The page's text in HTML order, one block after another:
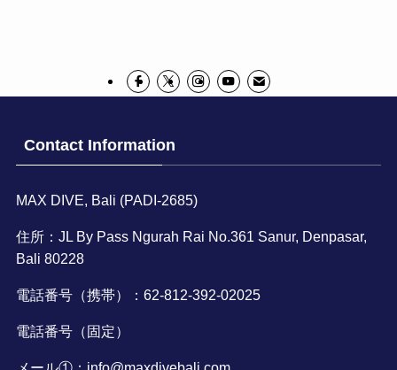
Contact Information
MAX DIVE, Bali (PADI-2685)
住所：JL By Pass Ngurah Rai No.361 Sanur, Denpasar,
Bali 80228
電話番号（携帯）：62-812-392-02025
電話番号（固定）